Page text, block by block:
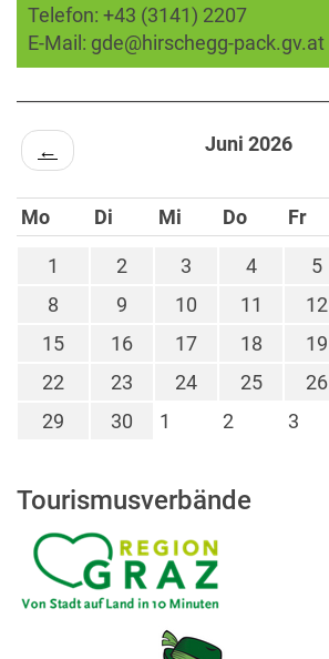
Telefon: +43 (3141) 2207
E-Mail: gde@hirschegg-pack.gv.at
← Juni 2026
Mo Di Mi Do Fr
1 2 3 4 5
8
9 10 11 12
15
16 17 18 19
22
23 24 25 26
29
30 1 2 3
Tourismusverbände